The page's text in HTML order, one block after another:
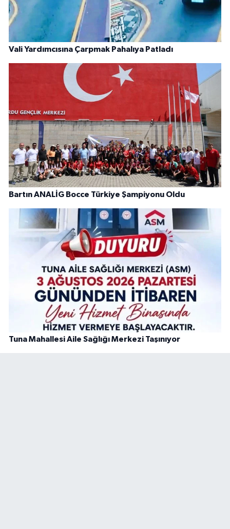
Vali Yardımcısına Çarpmak Pahalıya Patladı
Bartın ANALİG Bocce Türkiye Şampiyonu Oldu
Tuna Mahallesi Aile Sağlığı Merkezi Taşınıyor